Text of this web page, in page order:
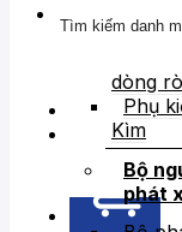
dòng rò
Phụ
Kìm
Bộ
phát